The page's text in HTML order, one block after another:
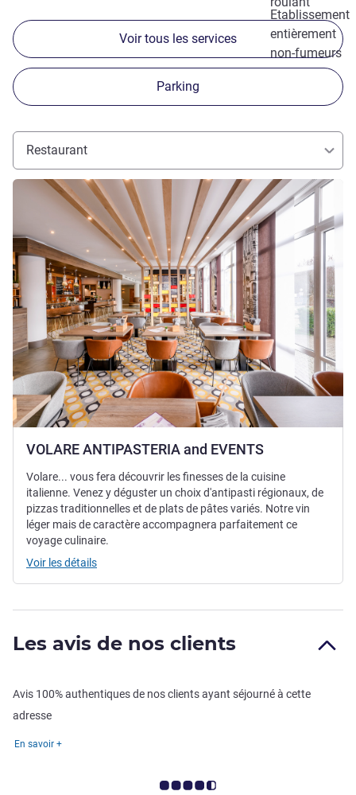
Etablissement
entièrement
non-fumeurs
Voir tous les services
Parking
Restaurant
VOLARE ANTIPASTERIA and EVENTS
Voir les détails
Volare... vous fera découvrir les finesses de la cuisine
italienne. Venez y déguster un choix d'antipasti régionaux, de
pizzas traditionnelles et de plats de pâtes variés. Notre vin
léger mais de caractère accompagnera parfaitement ce
voyage culinaire.
Voir les détails
Les avis de nos clients
Avis 100% authentiques de nos clients ayant séjourné à cette
adresse
En savoir +